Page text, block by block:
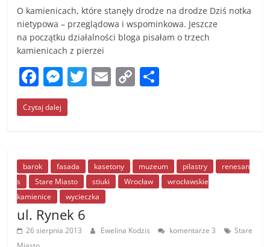
O kamienicach, które stanęły drodze na drodze Dziś notka
nietypowa – przeglądowa i wspominkowa. Jeszcze
na początku działalności bloga pisałam o trzech
kamienicach z pierzei
F
a
c
b
o
o
k
M
e
ss
n
g
er
T E C
Li
n
k
Czytaj dalej
barok fasada kasetony muzeum pilastry
renesan
s
Stare Miasto stiuki Wrocław
wrocławskie
kamienice
wycieczka
ul. Rynek 6
26 sierpnia 2013 Ewelina Kodzis komentarze 3
Stare